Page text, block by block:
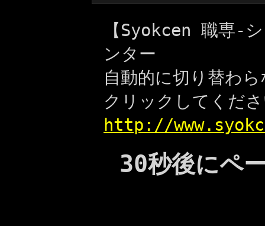
【Syokcen 職専-
ンター
自動的に切り替わ
クリックしてくだ
http://
30秒後にペ